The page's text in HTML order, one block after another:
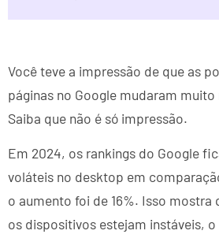
Você teve a impressão de que as
páginas no Google mudaram
Saiba que não é só impressão.
Em 2024, os rankings do Google
voláteis no desktop em
o aumento foi de 16%. Isso
os dispositivos estejam instáveis,